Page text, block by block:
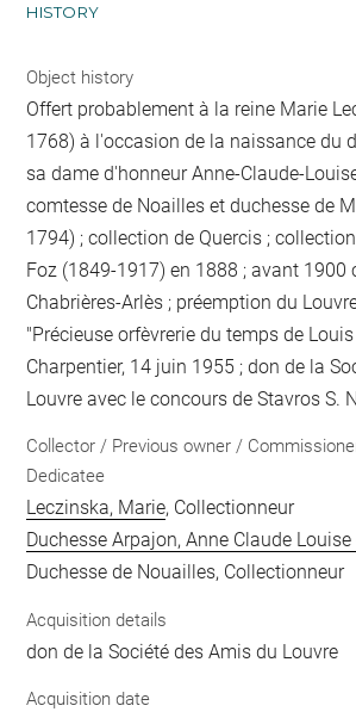
HISTORY
Object history
Offert probablement à la reine Marie
1768) à l'occasion de la naissance du
sa dame d'honneur Anne-Claude-
comtesse de Noailles et duchesse de
1794) ; collection de Quercis ;
Foz (1849-1917) en 1888 ; avant 1900
Chabrières-Arlès ; préemption du
"Précieuse orfèvrerie du temps de
Charpentier, 14 juin 1955 ; don de la
Louvre avec le concours de Stavros S.
Collector / Previous owner /
Dedicatee
Leczinska, Marie, Collectionneur
Duchesse Arpajon, Anne Claude Louise
Duchesse de Nouailles, Collectionneur
Acquisition details
don de la Société des Amis du Louvre
Acquisition date